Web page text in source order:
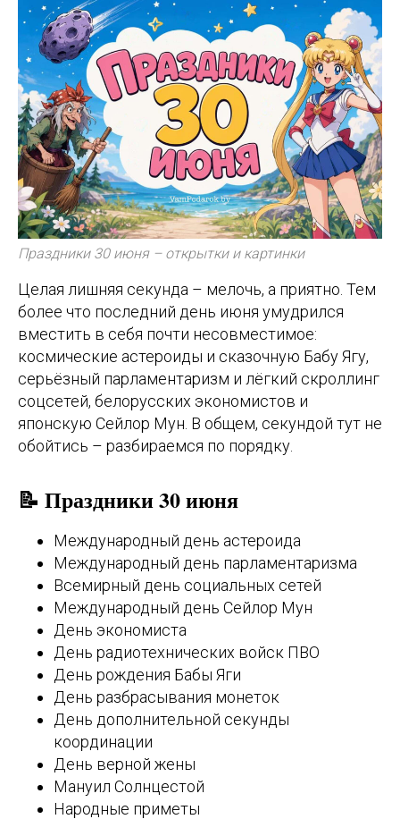
Праздники 30 июня – открытки и картинки
Целая лишняя секунда – мелочь, а приятно. Тем
более что последний день июня умудрился
вместить в себя почти несовместимое:
космические астероиды и сказочную Бабу Ягу,
серьёзный парламентаризм и лёгкий скроллинг
соцсетей, белорусских экономистов и
японскую Сейлор Мун. В общем, секундой тут не
обойтись – разбираемся по порядку.
📝 Праздники 30 июня
Международный день астероида
Международный день парламентаризма
Всемирный день социальных сетей
Международный день Сейлор Мун
День экономиста
День радиотехнических войск ПВО
День рождения Бабы Яги
День разбрасывания монеток
День дополнительной секунды
координации
День верной жены
Мануил Солнцестой
Народные приметы